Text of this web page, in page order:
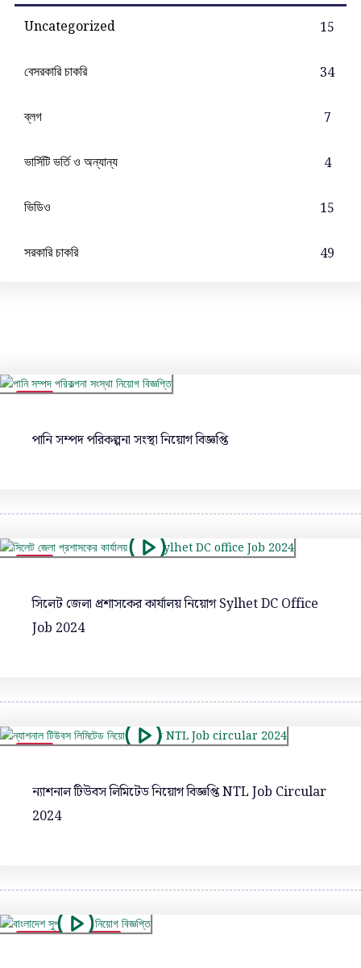
Uncategorized 15
বেসরকারি চাকরি 34
ব্লগ 7
ভার্সিটি ভর্তি ও অন্যান্য 4
ভিডিও 15
সরকারি চাকরি
49
পানি সম্পদ পরিকল্পনা সংস্থা নিয়োগ বিজ্ঞপ্তি
সিলেট জেলা প্রশাসকের কার্যালয় নিয়োগ Sylhet DC Office
Job 2024
ন্যাশনাল টিউবস লিমিটেড নিয়োগ বিজ্ঞপ্তি NTL Job Circular
2024